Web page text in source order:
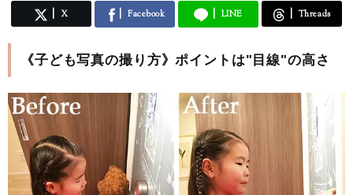
X Facebook LINE Threads
《子ども写真の撮り方》ポイントは"目線"の高さ